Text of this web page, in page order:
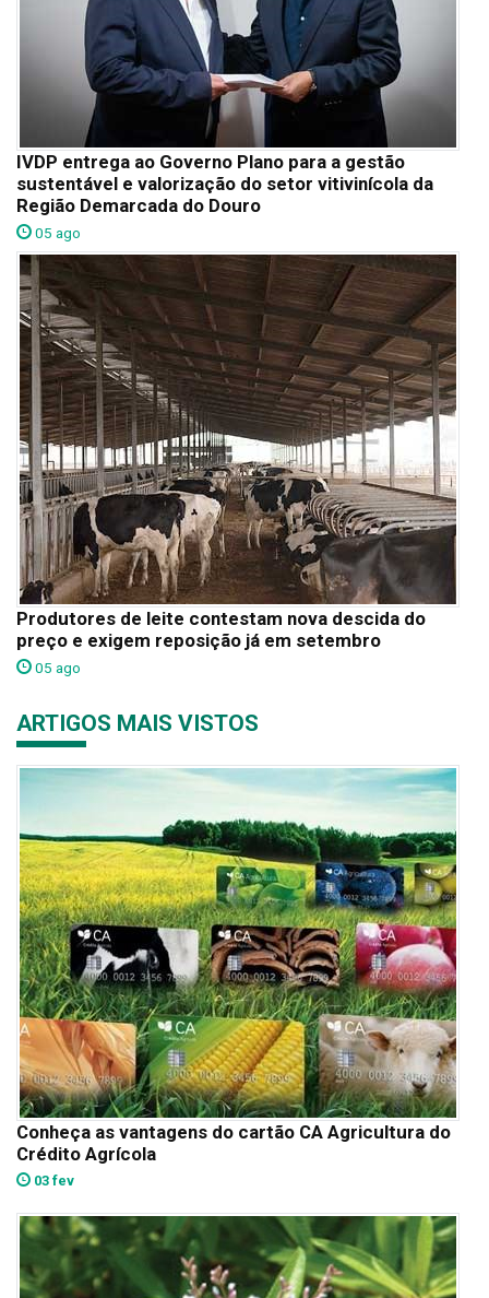
IVDP entrega ao Governo Plano para a gestão
sustentável e valorização do setor vitivinícola da
Região Demarcada do Douro
05 ago
Produtores de leite contestam nova descida do
preço e exigem reposição já em setembro
05 ago
ARTIGOS MAIS VISTOS
Conheça as vantagens do cartão CA Agricultura do
Crédito Agrícola
03 fev